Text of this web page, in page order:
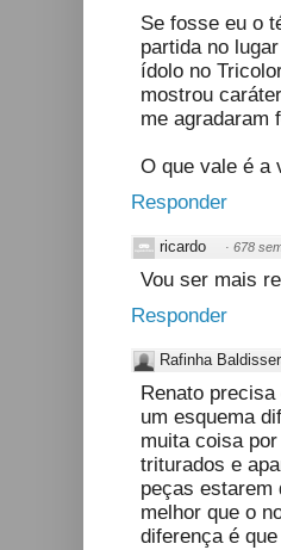
Se fosse eu o
partida no
ídolo no
mostrou
me agradaram
O que vale é a
Responder
ricardo · 678
Vou ser mais
Responder
Rafinha
Renato
um esquema
muita coisa
triturados e
peças estarem
melhor que o
diferença é